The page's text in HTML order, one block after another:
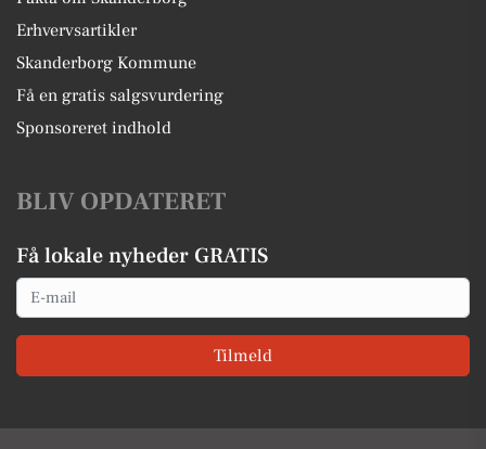
Erhvervsartikler
Skanderborg Kommune
Få en gratis salgsvurdering
Sponsoreret indhold
BLIV OPDATERET
Få lokale nyheder GRATIS
Email
Tilmeld